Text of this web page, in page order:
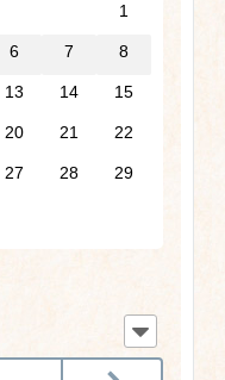
1
6 7 8
13 14 15
20 21 22
27 28 29